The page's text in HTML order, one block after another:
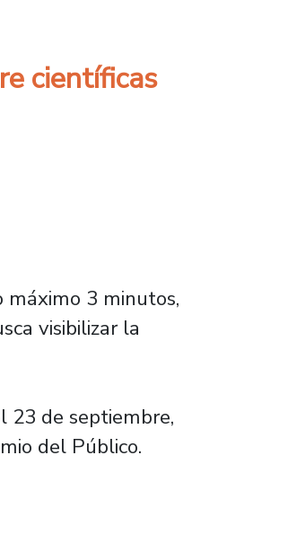
científicas
3 minutos,
visibilizar la
23 de septiembre,
del Público.